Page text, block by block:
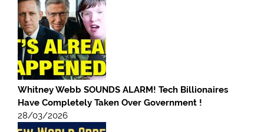
Whitney Webb SOUNDS ALARM! Tech Billionaires
Have Completely Taken Over Government !
28/03/2026